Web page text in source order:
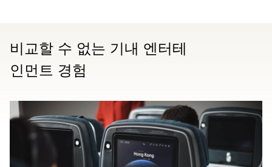
비교할 수 없는 기내 엔터테
인먼트 경험